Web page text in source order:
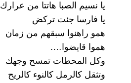
يا نسيم الصبا هاتتا من عرارك
يا فارسا جئت تركض
همو راهنوا سبقهم من زمان
هموا قايضوا….
وكل المحطات تمسح وجهك
وتثقل كالرمل كالنوء كالريح